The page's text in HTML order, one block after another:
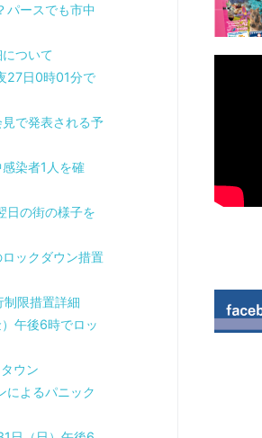
パースでも市中
ついて
27日0時01分で
で発表される予
染者1人を確
日の街の様子を
ックダウン措置
限措置詳細
午後6時でロッ
ウン
によるパニック